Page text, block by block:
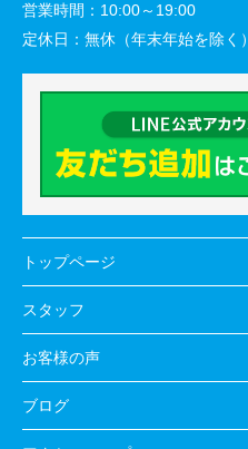
営業時間： 10:00～19:00
定休日： 無休（年末年始を除く）
トップページ
スタッフ
お客様の声
ブログ